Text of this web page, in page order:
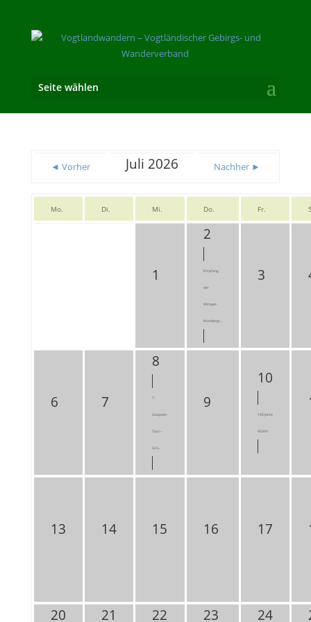
Seite wählen
◄ Vorher Juli 2026 Nachher ►
Mo. Di. Mi. Do. Fr.
1
2
Empfang
der
Wimpel-
Wandergr...
3
6 7
8
7.
Geopark-
Tour –
Grü...
9
10
145 Jahre
VGWV
13 14 15 16 17
20 21 22 23 24